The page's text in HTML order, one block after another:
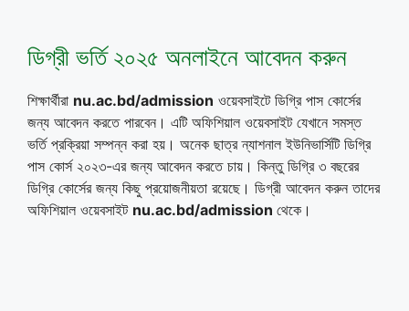
ডিগ্রী ভর্তি ২০২৫ অনলাইনে আবেদন করুন
শিক্ষার্থীরা nu.ac.bd/admission ওয়েবসাইটে ডিগ্রি পাস কোর্সের
জন্য আবেদন করতে পারবেন। এটি অফিশিয়াল ওয়েবসাইট যেখানে সমস্ত
ভর্তি প্রক্রিয়া সম্পন্ন করা হয়। অনেক ছাত্র ন্যাশনাল ইউনিভার্সিটি ডিগ্রি
পাস কোর্স ২০২৩-এর জন্য আবেদন করতে চায়। কিন্তু ডিগ্রি ৩ বছরের
ডিগ্রি কোর্সের জন্য কিছু প্রয়োজনীয়তা রয়েছে। ডিগ্রী আবেদন করুন তাদের
অফিশিয়াল ওয়েবসাইট nu.ac.bd/admission থেকে।